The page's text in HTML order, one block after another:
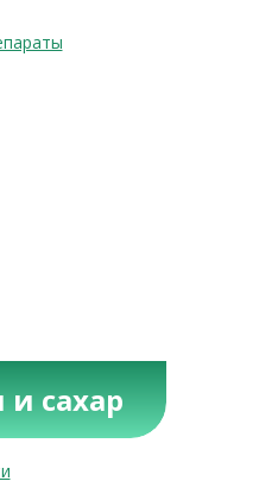
и сахар